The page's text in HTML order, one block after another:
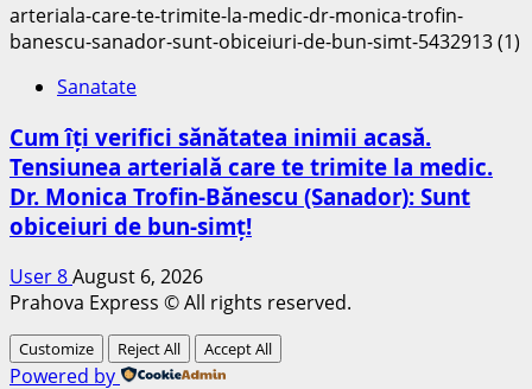
Sanatate
Cum îți verifici sănătatea inimii acasă.
Tensiunea arterială care te trimite la medic.
Dr. Monica Trofin-Bănescu (Sanador): Sunt
obiceiuri de bun-simț!
User 8August 6, 2026
Prahova Express © All rights reserved.
Customize Reject All Accept All
Powered by